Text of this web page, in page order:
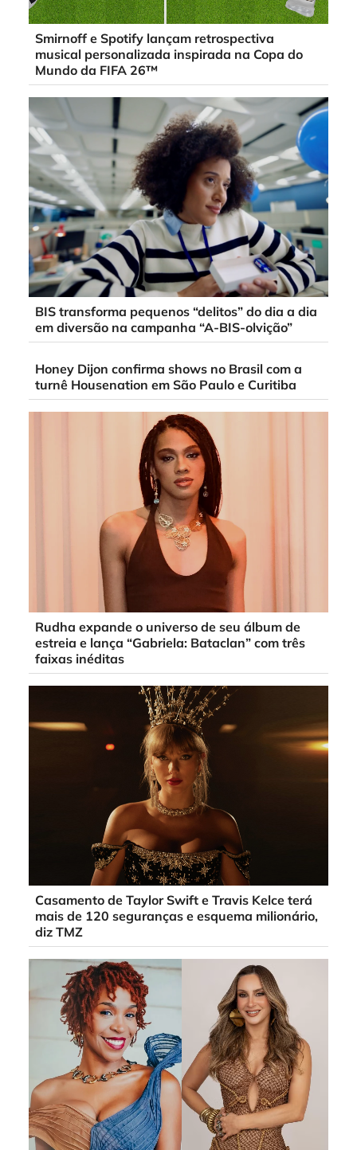
Smirnoff e Spotify lançam retrospectiva
musical personalizada inspirada na Copa do
Mundo da FIFA 26™
BIS transforma pequenos “delitos” do dia a dia
em diversão na campanha “A-BIS-olvição”
Honey Dijon confirma shows no Brasil com a
turnê Housenation em São Paulo e Curitiba
Rudha expande o universo de seu álbum de
estreia e lança “Gabriela: Bataclan” com três
faixas inéditas
Casamento de Taylor Swift e Travis Kelce terá
mais de 120 seguranças e esquema milionário,
diz TMZ